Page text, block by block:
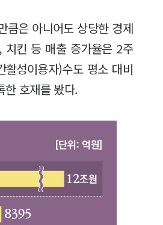
큼은 아니어도 상당한 경제
치킨 등 매출 증가율은 2주
성이용자)수도 평소 대비
호재를 봤다.